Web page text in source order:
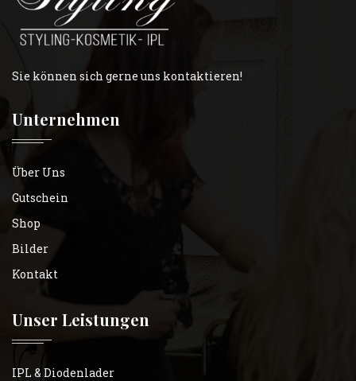
Sie können sich gerne uns kontaktieren!
Unternehmen
Über Uns
Gutschein
Shop
Bilder
Kontakt
Unser Leistungen
IPL & Diodenlader